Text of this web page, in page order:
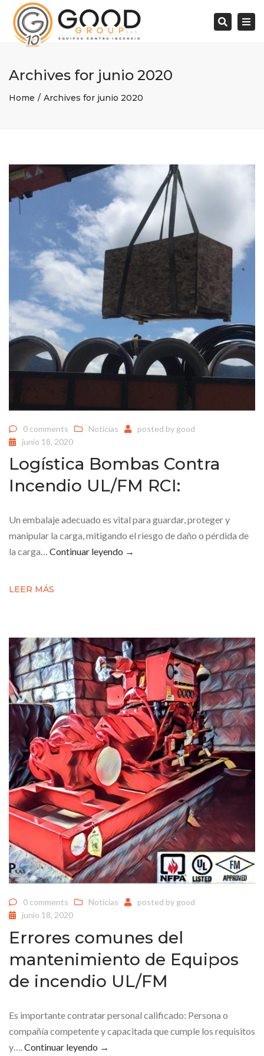
Buscar:
Archives for junio 2020
Home Archives for junio 2020
0 comments Noticias posted by good
junio 18, 2020
Logística Bombas Contra
Incendio UL/FM RCI:
Un embalaje adecuado es vital para guardar, proteger y
manipular la carga, mitigando el riesgo de daño o pérdida de
la carga… Continuar leyendo →
LEER MÁS
0 comments Noticias posted by good
junio 18, 2020
Errores comunes del
mantenimiento de Equipos
de incendio UL/FM
Es importante contratar personal calificado: Persona o
compañía competente y capacitada que cumple los requisitos
y…. Continuar leyendo →